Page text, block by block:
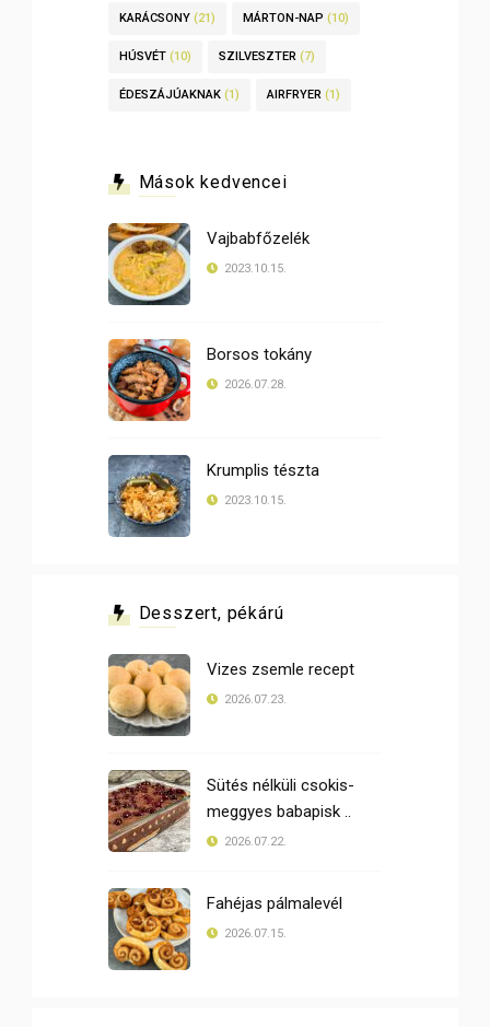
KARÁCSONY (21) MÁRTON-NAP (10)
HÚSVÉT (10) SZILVESZTER (7)
ÉDESZÁJÚAKNAK (1) AIRFRYER (1)
Mások kedvencei
Vajbabfőzelék
2023.10.15.
Borsos tokány
2026.07.28.
Krumplis tészta
2023.10.15.
Desszert, pékárú
Vizes zsemle recept
2026.07.23.
Sütés nélküli csokis-
meggyes babapisk ..
2026.07.22.
Fahéjas pálmalevél
2026.07.15.